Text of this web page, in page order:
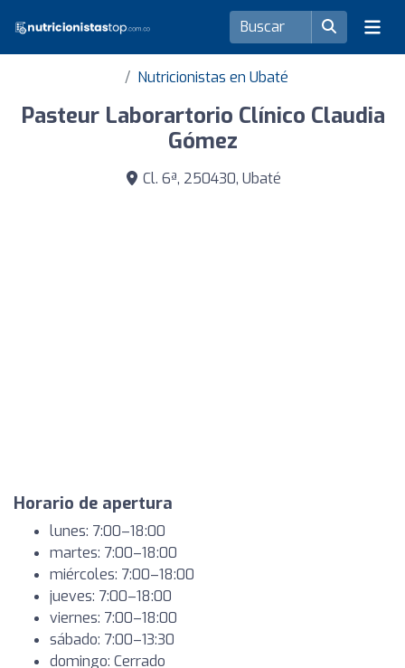
Nutricionistas en Ubaté
Pasteur Laborartorio Clínico Claudia
Gómez
Cl. 6ª, 250430, Ubaté
Horario de apertura
lunes: 7:00–18:00
martes: 7:00–18:00
miércoles: 7:00–18:00
jueves: 7:00–18:00
viernes: 7:00–18:00
sábado: 7:00–13:30
domingo: Cerrado